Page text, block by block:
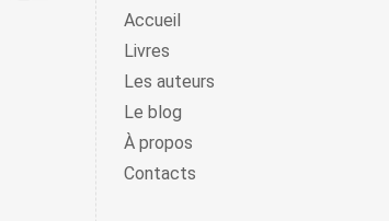
Accueil
Livres
Les auteurs
Le blog
À propos
Contacts